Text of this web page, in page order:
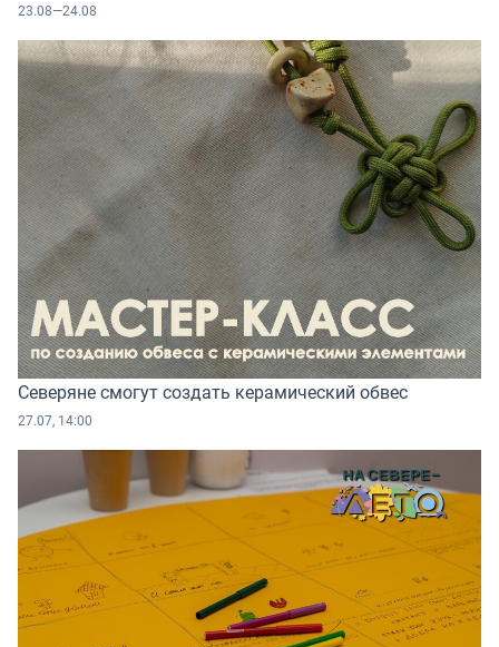
23.08—24.08
Северяне смогут создать керамический обвес
27.07, 14:00